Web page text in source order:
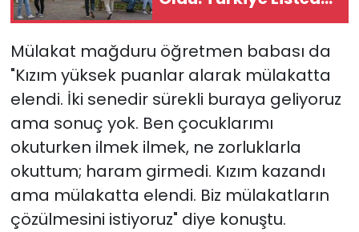
Yok
Mülakat mağduru öğretmen babası da
"Kızım yüksek puanlar alarak mülakatta
elendi. İki senedir sürekli buraya geliyoruz
ama sonuç yok. Ben çocuklarımı
okuturken ilmek ilmek, ne zorluklarla
okuttum; haram girmedi. Kızım kazandı
ama mülakatta elendi. Biz mülakatların
çözülmesini istiyoruz" diye konuştu.